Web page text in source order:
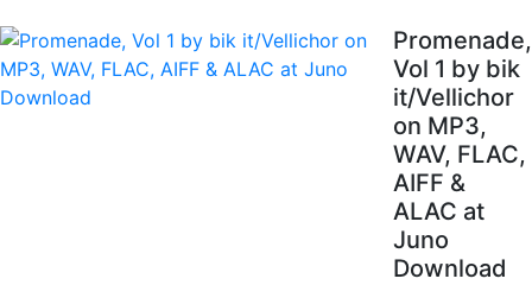
Promenade,
Vol 1 by bik
it/Vellichor
on MP3,
WAV, FLAC,
AIFF &
ALAC at
Juno
Download